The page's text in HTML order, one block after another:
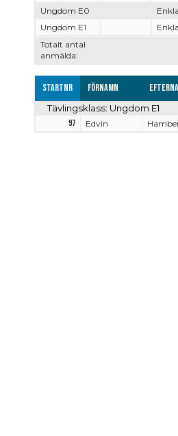
Totalt antal
anmälda:
Ungdom E0
Ungdom E1
Startnr Förnamn
Tävlingsklass: Ungdom E1
97 Edvin